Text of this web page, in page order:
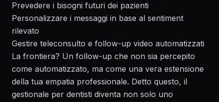
Prevedere i bisogni futuri dei pazienti
Personalizzare i messaggi in base al sentiment
rilevato
Gestire teleconsulto e follow-up video automatizzati
La frontiera? Un follow-up che non sia percepito
come automatizzato, ma come una vera estensione
della tua empatia professionale. Detto questo, il
gestionale per dentisti diventa non solo uno